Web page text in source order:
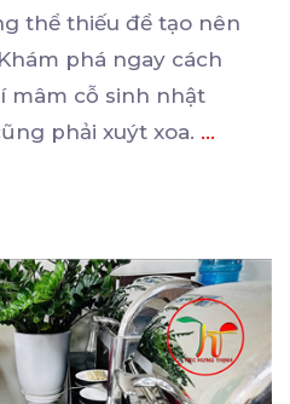
thể thiếu để tạo nên
phá ngay cách
mâm cỗ sinh nhật
phải xuýt xoa. ...